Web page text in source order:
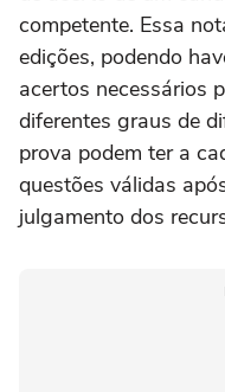
competente. Essa
edições, podendo
acertos necessários
diferentes graus de
prova podem ter a
questões válidas
julgamento dos